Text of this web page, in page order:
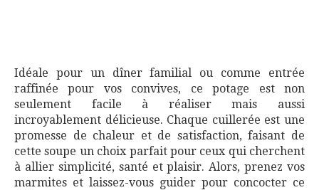
Idéale pour un dîner familial ou comme entrée
raffinée pour vos convives, ce potage est non
seulement facile à réaliser mais aussi
incroyablement délicieuse. Chaque cuillerée est une
promesse de chaleur et de satisfaction, faisant de
cette soupe un choix parfait pour ceux qui cherchent
à allier simplicité, santé et plaisir. Alors, prenez vos
marmites et laissez-vous guider pour concocter ce